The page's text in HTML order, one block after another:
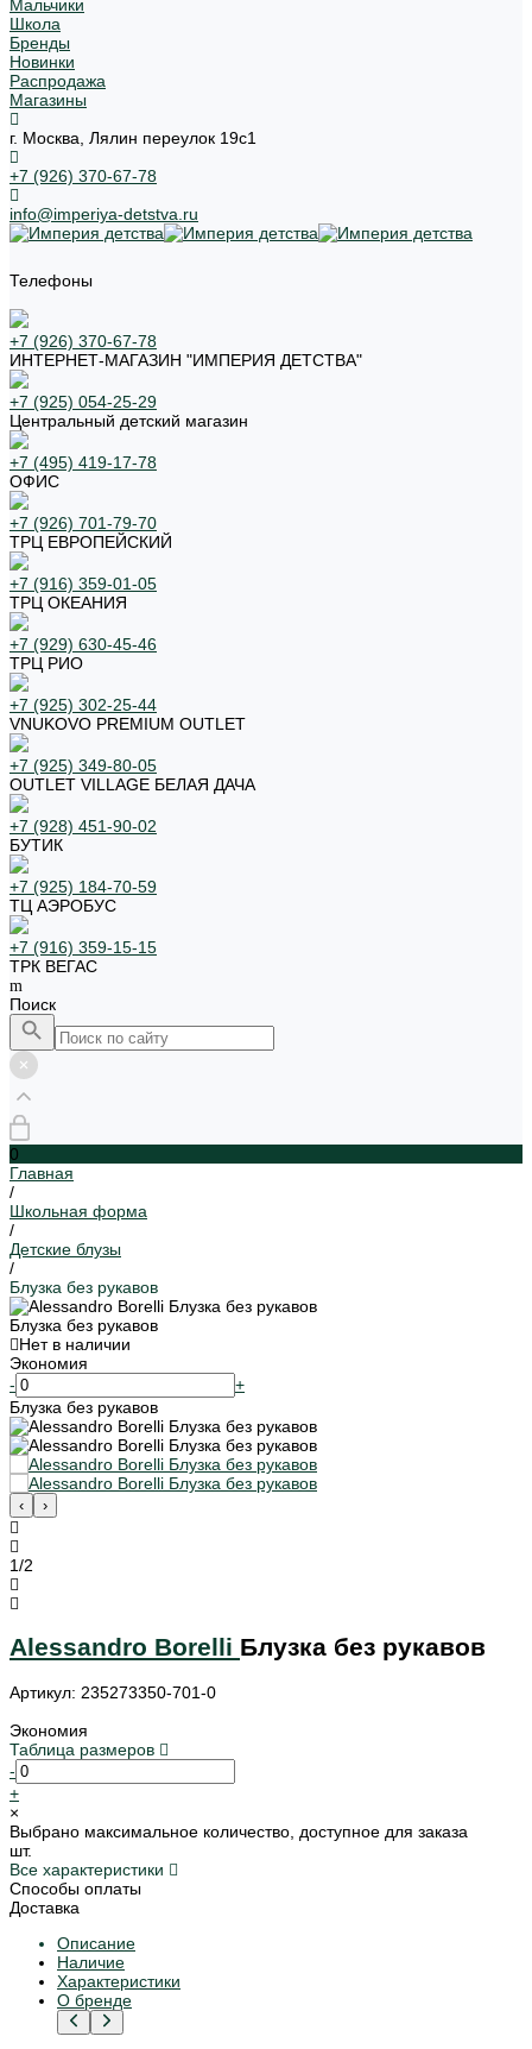
Мальчики
Школа
Бренды
Новинки
Распродажа
Магазины
г. Москва, Лялин переулок 19с1
+7 (926) 370-67-78
info@imperiya-detstva.ru
Телефоны
+7 (926) 370-67-78
ИНТЕРНЕТ-МАГАЗИН "ИМПЕРИЯ ДЕТСТВА"
+7 (925) 054-25-29
Центральный детский магазин
+7 (495) 419-17-78
ОФИС
+7 (926) 701-79-70
ТРЦ ЕВРОПЕЙСКИЙ
+7 (916) 359-01-05
ТРЦ ОКЕАНИЯ
+7 (929) 630-45-46
ТРЦ РИО
+7 (925) 302-25-44
VNUKOVO PREMIUM OUTLET
+7 (925) 349-80-05
OUTLET VILLAGE БЕЛАЯ ДАЧА
+7 (928) 451-90-02
БУТИК
+7 (925) 184-70-59
ТЦ АЭРОБУС
+7 (916) 359-15-15
ТРК ВЕГАС
Поиск
0
Главная
/
Школьная форма
/
Детские блузы
/
Блузка без рукавов
Блузка без рукавов
Нет в наличии
Экономия
-
+
Блузка без рукавов
‹ ›
1/2
Alessandro Borelli Блузка без рукавов
Артикул: 235273350-701-0
Экономия
Таблица размеров
-
+
×
Выбрано максимальное количество, доступное для заказа
шт.
Все характеристики
Способы оплаты
Доставка
Описание
Наличие
Характеристики
О бренде